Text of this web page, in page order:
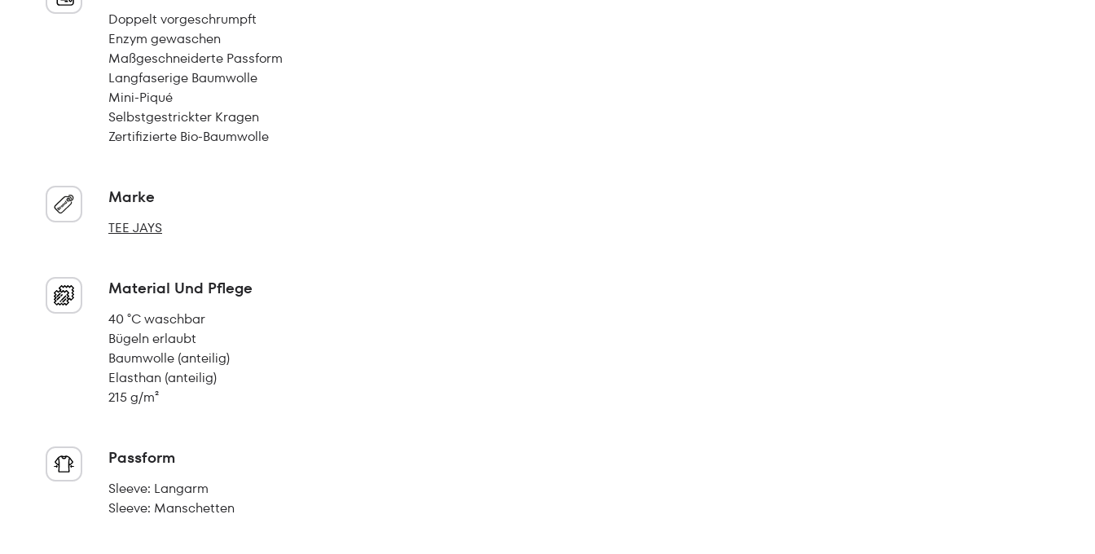
Doppelt vorgeschrumpft
Enzym gewaschen
Maßgeschneiderte Passform
Langfaserige Baumwolle
Mini-Piqué
Selbstgestrickter Kragen
Zertifizierte Bio-Baumwolle
Marke
TEE JAYS
Material Und Pflege
40 °C waschbar
Bügeln erlaubt
Baumwolle (anteilig)
Elasthan (anteilig)
215 g/m²
Passform
Sleeve: Langarm
Sleeve: Manschetten